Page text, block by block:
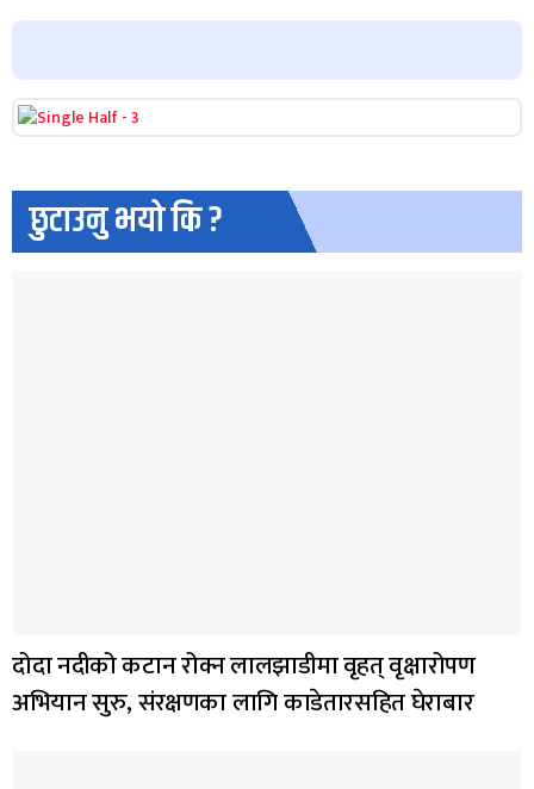
छुटाउनु भयो कि ?
दोदा नदीको कटान रोक्न लालझाडीमा वृहत् वृक्षारोपण
अभियान सुरु, संरक्षणका लागि काडेतारसहित घेराबार